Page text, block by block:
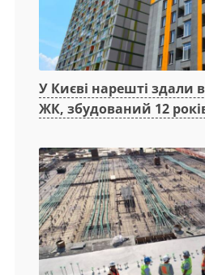
У Києві нарешті здали
ЖК, збудований 12